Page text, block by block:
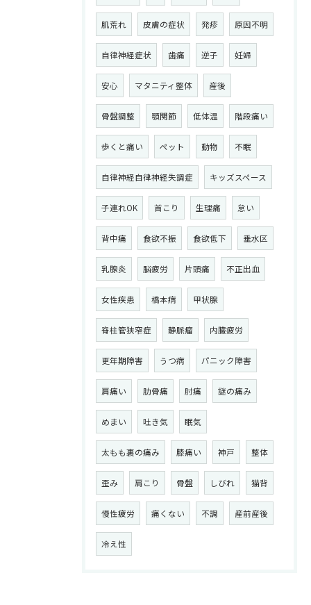
肌荒れ 皮膚の症状 発疹 原因不明
自律神経症状 歯痛 逆子 妊婦
安心 マタニティ整体 産後
骨盤調整 顎関節 低体温 階段痛い
歩くと痛い ペット 動物 不眠
自律神経自律神経失調症 キッズスペース
子連れOK 首こり 生理痛 怠い
背中痛 食欲不振 食欲低下 垂水区
乳腺炎 脳疲労 片頭痛 不正出血
女性疾患 橋本病 甲状腺
脊柱管狭窄症 静脈瘤 内臓疲労
更年期障害 うつ病 パニック障害
肩痛い 肋骨痛 肘痛 謎の痛み
めまい 吐き気 眠気
太もも裏の痛み 膝痛い 神戸 整体
歪み 肩こり 骨盤 しびれ 猫背
慢性疲労 痛くない 不調 産前産後
冷え性